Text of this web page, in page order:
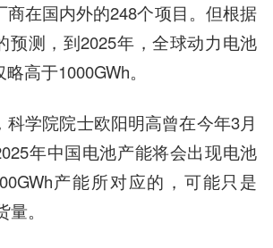
商在国内外的248个项目。但根据
预测，到2025年，全球动力电池
高于1000GWh。
科学院院士欧阳明高曾在今年3月
年中国电池产能将会出现电池
产能所对应的，可能只是
。